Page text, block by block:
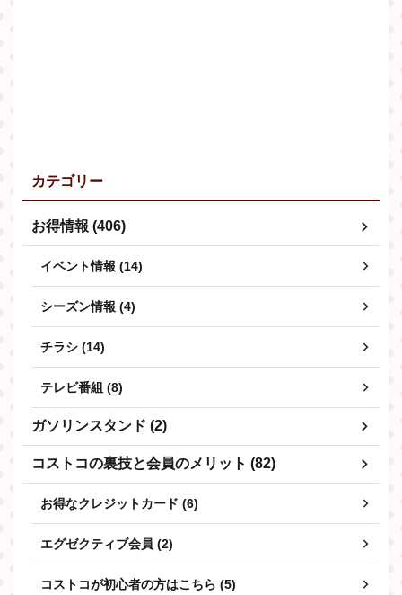
カテゴリー
お得情報 (406)
イベント情報 (14)
シーズン情報 (4)
チラシ (14)
テレビ番組 (8)
ガソリンスタンド (2)
コストコの裏技と会員のメリット (82)
お得なクレジットカード (6)
エグゼクティブ会員 (2)
コストコが初心者の方はこちら (5)